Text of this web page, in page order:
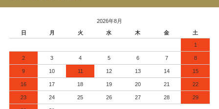
2026年8月
日
月 火 水 木 金 土
1
2 3 4 5 6 7 8
9 10 11 12 13 14 15
16 17 18 19 20 21 22
23 24 25 26 27 28 29